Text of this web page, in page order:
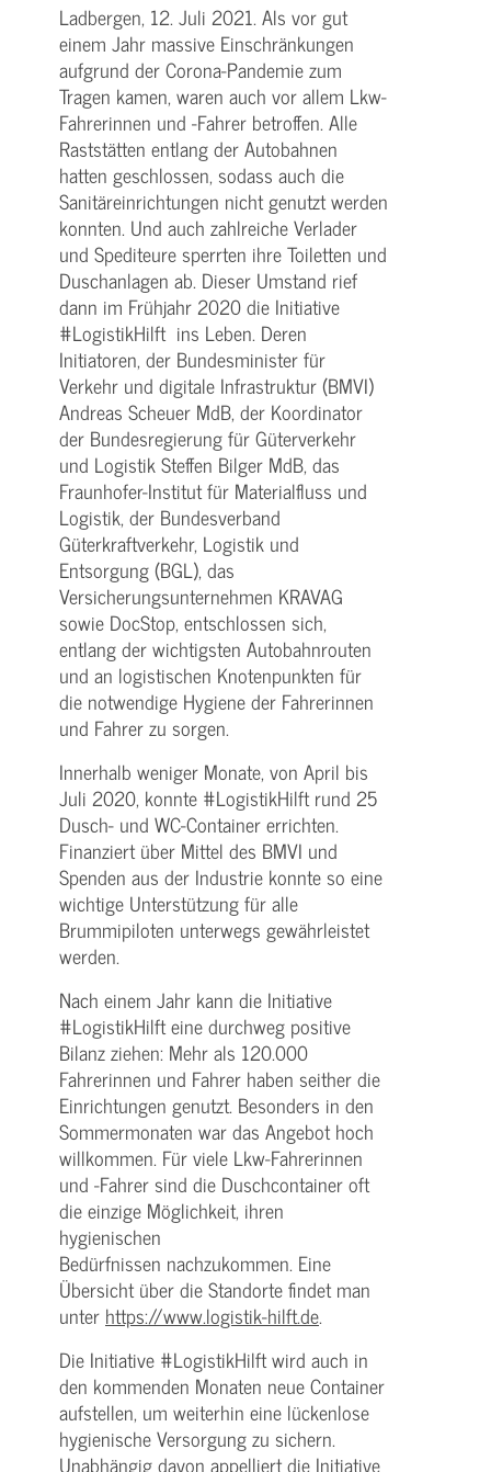
Ladbergen, 12. Juli 2021. Als vor gut
einem Jahr massive Einschränkungen
aufgrund der Corona-Pandemie zum
Tragen kamen, waren auch vor allem Lkw-
Fahrerinnen und -Fahrer betroffen. Alle
Raststätten entlang der Autobahnen
hatten geschlossen, sodass auch die
Sanitäreinrichtungen nicht genutzt werden
konnten. Und auch zahlreiche Verlader
und Spediteure sperrten ihre Toiletten und
Duschanlagen ab. Dieser Umstand rief
dann im Frühjahr 2020 die Initiative
#LogistikHilft ins Leben. Deren
Initiatoren, der Bundesminister für
Verkehr und digitale Infrastruktur (BMVI)
Andreas Scheuer MdB, der Koordinator
der Bundesregierung für Güterverkehr
und Logistik Steffen Bilger MdB, das
Fraunhofer-Institut für Materialfluss und
Logistik, der Bundesverband
Güterkraftverkehr, Logistik und
Entsorgung (BGL), das
Versicherungsunternehmen KRAVAG
sowie DocStop, entschlossen sich,
entlang der wichtigsten Autobahnrouten
und an logistischen Knotenpunkten für
die notwendige Hygiene der Fahrerinnen
und Fahrer zu sorgen.
Innerhalb weniger Monate, von April bis
Juli 2020, konnte #LogistikHilft rund 25
Dusch- und WC-Container errichten.
Finanziert über Mittel des BMVI und
Spenden aus der Industrie konnte so eine
wichtige Unterstützung für alle
Brummipiloten unterwegs gewährleistet
werden.
Nach einem Jahr kann die Initiative
#LogistikHilft eine durchweg positive
Bilanz ziehen: Mehr als 120.000
Fahrerinnen und Fahrer haben seither die
Einrichtungen genutzt. Besonders in den
Sommermonaten war das Angebot hoch
willkommen. Für viele Lkw-Fahrerinnen
und -Fahrer sind die Duschcontainer oft
die einzige Möglichkeit, ihren
hygienischen
Bedürfnissen nachzukommen. Eine
Übersicht über die Standorte findet man
unter https://www.logistik-hilft.de.
Die Initiative #LogistikHilft wird auch in
den kommenden Monaten neue Container
aufstellen, um weiterhin eine lückenlose
hygienische Versorgung zu sichern.
Unabhängig davon appelliert die Initiative